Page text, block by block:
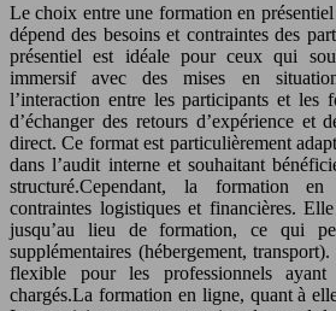
Le choix entre une formation en
dépend des besoins et contraintes des
présentiel est idéale pour ceux qui
immersif avec des mises en
l’interaction entre les participants et les
d’échanger des retours d’expérience et
direct. Ce format est particulièrement
dans l’audit interne et souhaitant
structuré.Cependant, la formation
contraintes logistiques et financières.
jusqu’au lieu de formation, ce qui
supplémentaires (hébergement,
flexible pour les professionnels
chargés.La formation en ligne, quant à